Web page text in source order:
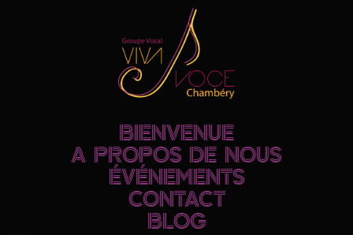
BIENVENUE
A PROPOS DE NOUS
ÉVÉNEMENTS
CONTACT
BLOG